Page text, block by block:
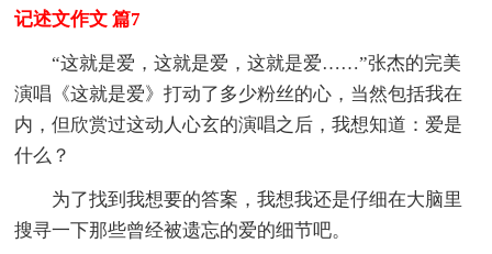
记述文作文 篇7
“这就是爱，这就是爱，这就是爱……”张杰的完美
演唱《这就是爱》打动了多少粉丝的心，当然包括我在
内，但欣赏过这动人心玄的演唱之后，我想知道：爱是
什么？
为了找到我想要的答案，我想我还是仔细在大脑里
搜寻一下那些曾经被遗忘的爱的细节吧。